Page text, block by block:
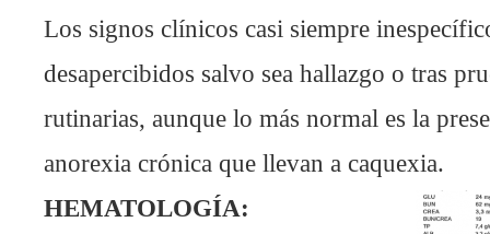
Los signos clínicos casi siempre
desapercibidos salvo sea hallazgo o tras
rutinarias, aunque lo más normal es la
anorexia crónica que llevan a caquexia.
HEMATOLOGÍA: